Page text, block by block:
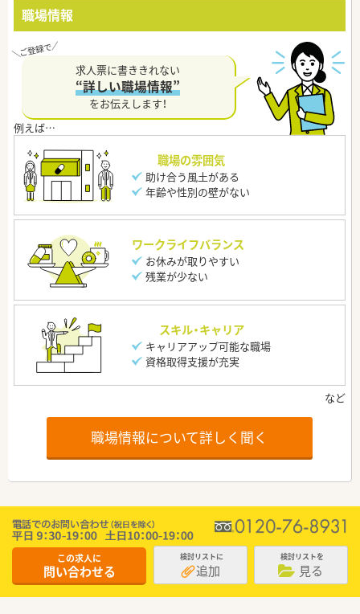
職場情報
求人票に書ききれない
“詳しい職場情報”
をお伝えします！
職場の雰囲気
助け合う風土がある
年齢や性別の壁がない
ワークライフバランス
お休みが取りやすい
残業が少ない
スキル・キャリア
キャリアアップ可能な職場
資格取得支援が充実
職場情報について詳しく聞く
この求人に
問い合わせる
検討リストに
追加
検討リストを
見る